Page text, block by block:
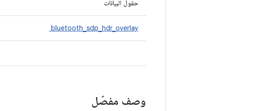
حقول البيانات
bluetooth_sdp_hdr_overlay
وصف مفصّل